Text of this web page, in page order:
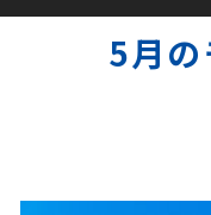
5月